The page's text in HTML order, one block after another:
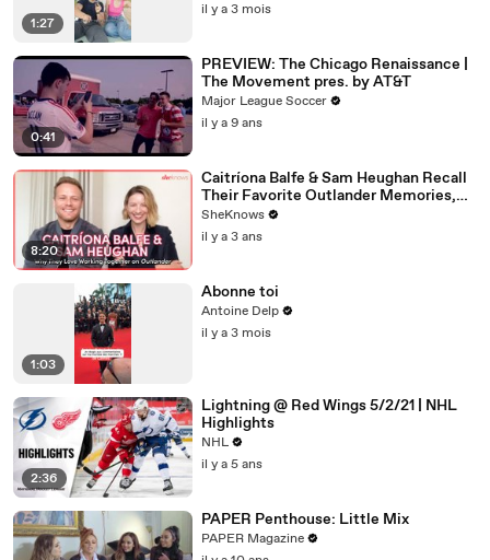
1:27
il y a 3 mois
0:41
PREVIEW: The Chicago Renaissance |
The Movement pres. by AT&T
Major League Soccer
il y a 9 ans
8:20
Caitríona Balfe & Sam Heughan Recall
Their Favorite Outlander Memories,
First Impressions & Why They Both
Can't Wait for Balfe to Direct
SheKnows
il y a 3 ans
1:03
Abonne toi
Antoine Delp
il y a 3 mois
2:36
Lightning @ Red Wings 5/2/21 | NHL
Highlights
NHL
il y a 5 ans
PAPER Penthouse: Little Mix
PAPER Magazine